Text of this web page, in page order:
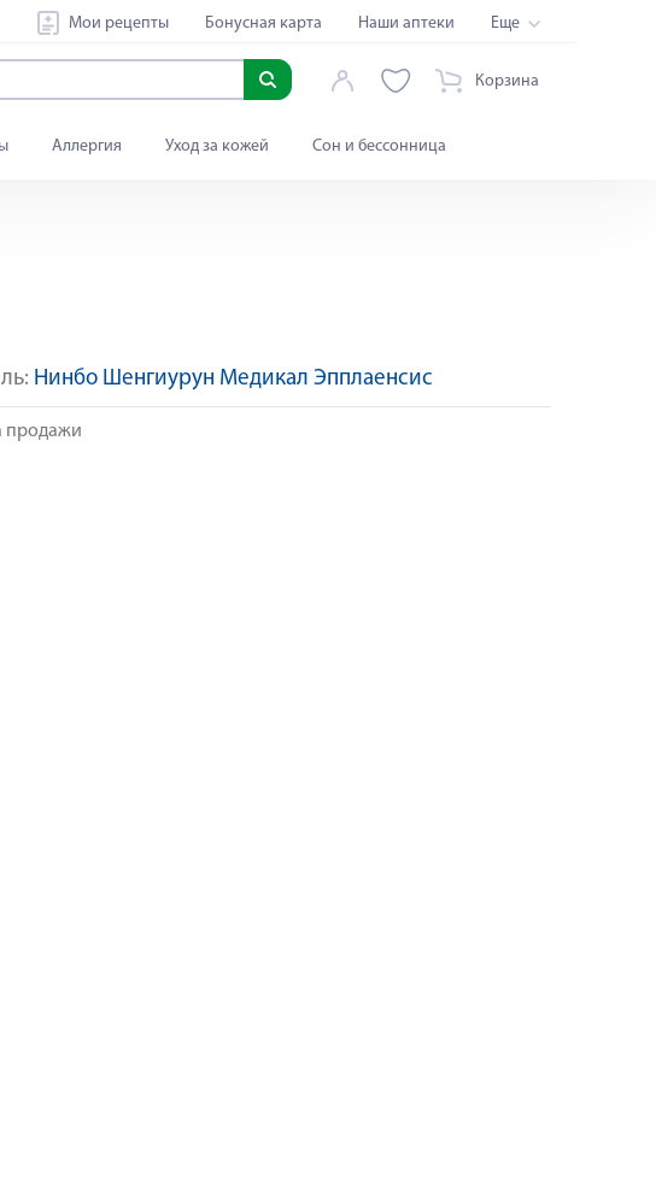
Мои рецепты Бонусная карта Наши аптеки Еще
Корзина
Аллергия Уход за кожей Сон и бессонница
Нинбо Шенгиурун Медикал Эпплаенсис
продажи